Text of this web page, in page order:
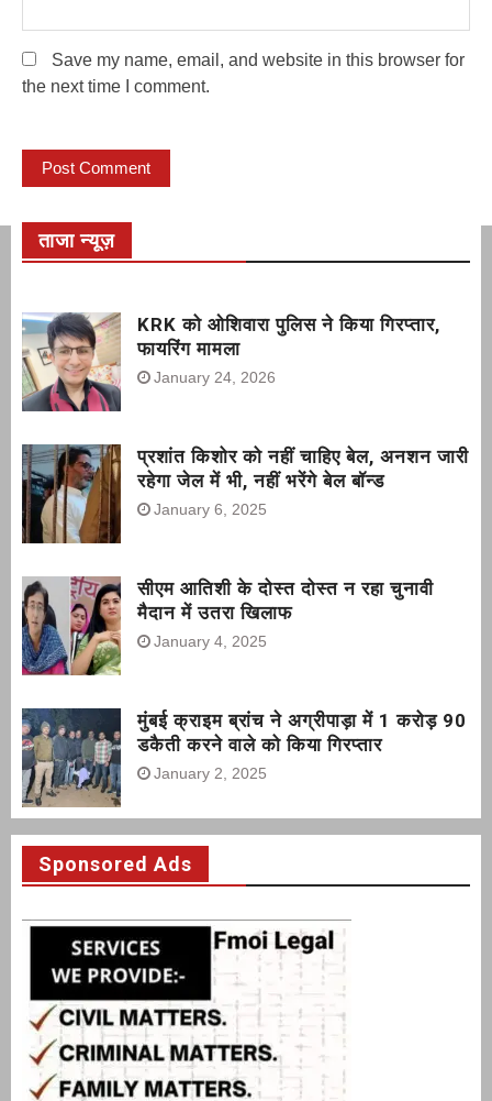
Save my name, email, and website in this browser for
the next time I comment.
ताजा न्यूज़
KRK को ओशिवारा पुलिस ने किया गिरप्तार,
फायरिंग मामला
January 24, 2026
प्रशांत किशोर को नहीं चाहिए बेल, अनशन जारी
रहेगा जेल में भी, नहीं भरेंगे बेल बॉन्ड
January 6, 2025
सीएम आतिशी के दोस्त दोस्त न रहा चुनावी
मैदान में उतरा खिलाफ
January 4, 2025
मुंबई क्राइम ब्रांच ने अग्रीपाड़ा में 1 करोड़ 90
डकैती करने वाले को किया गिरप्तार
January 2, 2025
Sponsored Ads